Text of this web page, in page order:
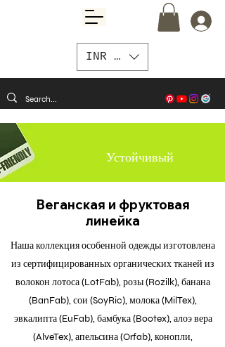
INR (₹)
Устойчивый
Веганская и фруктовая
линейка
Наша коллекция особенной одежды изготовлена
из сертифицированных органических тканей из
волокон лотоса (LotFab), розы (Rozilk), банана
(BanFab), сои (SoyRic), молока (MilTex),
эвкалипта (EuFab), бамбука (Bootex), алоэ вера
(AlveTex), апельсина (Orfab), конопли,